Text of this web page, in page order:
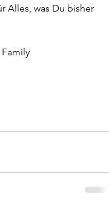
Alles, was Du bisher